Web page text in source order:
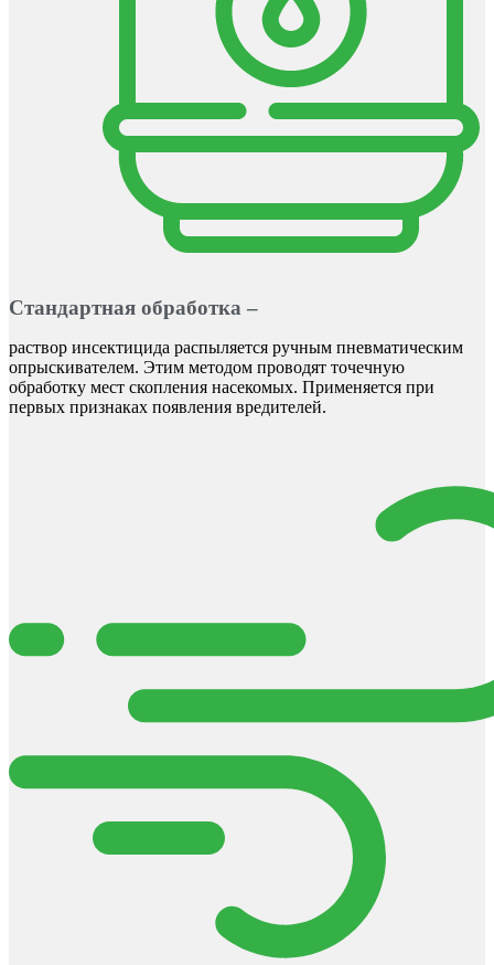
Стандартная обработка –
раствор инсектицида распыляется ручным пневматическим
опрыскивателем. Этим методом проводят точечную
обработку мест скопления насекомых. Применяется при
первых признаках появления вредителей.